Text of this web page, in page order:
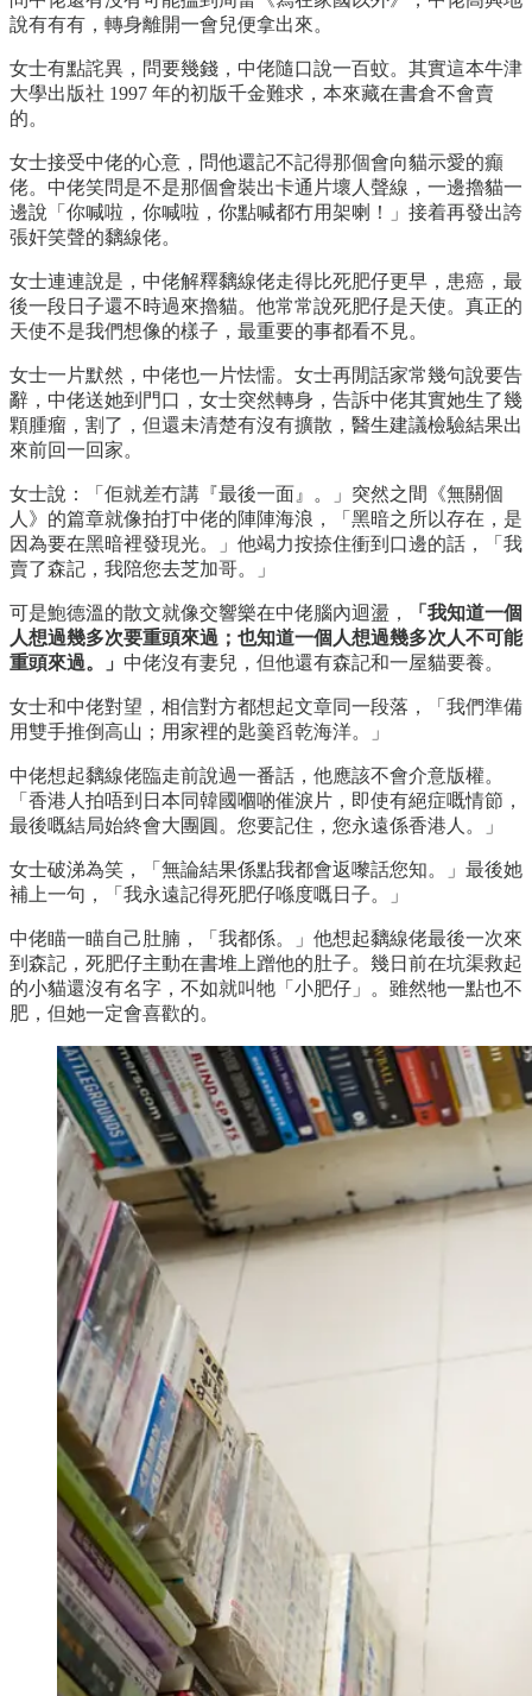
說有有有，轉身離開一會兒便拿出來。
女士有點詫異，問要幾錢，中佬隨口說一百蚊。其實這本牛津
大學出版社 1997 年的初版千金難求，本來藏在書倉不會賣
的。
女士接受中佬的心意，問他還記不記得那個會向貓示愛的癲
佬。中佬笑問是不是那個會裝出卡通片壞人聲線，一邊擼貓一
邊說「你喊啦，你喊啦，你點喊都冇用架喇！」接着再發出誇
張奸笑聲的黐線佬。
女士連連說是，中佬解釋黐線佬走得比死肥仔更早，患癌，最
後一段日子還不時過來擼貓。他常常說死肥仔是天使。真正的
天使不是我們想像的樣子，最重要的事都看不見。
女士一片默然，中佬也一片怯懦。女士再閒話家常幾句說要告
辭，中佬送她到門口，女士突然轉身，告訴中佬其實她生了幾
顆腫瘤，割了，但還未清楚有沒有擴散，醫生建議檢驗結果出
來前回一回家。
女士說：「佢就差冇講『最後一面』。」突然之間《無關個
人》的篇章就像拍打中佬的陣陣海浪，「黑暗之所以存在，是
因為要在黑暗裡發現光。」他竭力按捺住衝到口邊的話，「我
賣了森記，我陪您去芝加哥。」
可是鮑德溫的散文就像交響樂在中佬腦內迴盪，
「我知道一個
人想過幾多次要重頭來過；也知道一個人想過幾多次人不可能
重頭來過。」 中佬沒有妻兒，但他還有森記和一屋貓要養。
女士和中佬對望，相信對方都想起文章同一段落，「我們準備
用雙手推倒高山；用家裡的匙羹舀乾海洋。」
中佬想起黐線佬臨走前說過一番話，他應該不會介意版權。
「香港人拍唔到日本同韓國嗰啲催淚片，即使有絕症嘅情節，
最後嘅結局始終會大團圓。您要記住，您永遠係香港人。」
女士破涕為笑，「無論結果係點我都會返嚟話您知。」最後她
補上一句，「我永遠記得死肥仔喺度嘅日子。」
中佬瞄一瞄自己肚腩，「我都係。」他想起黐線佬最後一次來
到森記，死肥仔主動在書堆上蹭他的肚子。幾日前在坑渠救起
的小貓還沒有名字，不如就叫牠「小肥仔」。雖然牠一點也不
肥，但她一定會喜歡的。